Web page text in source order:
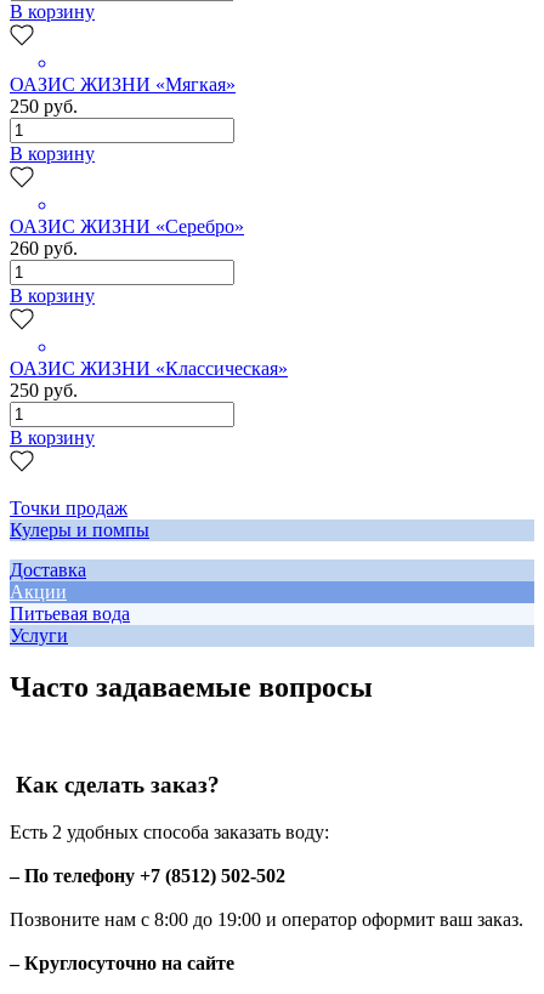
В корзину
ОАЗИС ЖИЗНИ «Мягкая»
250 руб.
В корзину
ОАЗИС ЖИЗНИ «Серебро»
260 руб.
В корзину
ОАЗИС ЖИЗНИ «Классическая»
250 руб.
В корзину
Точки продаж
Кулеры и помпы
Доставка
Акции
Питьевая вода
Услуги
Часто задаваемые вопросы
Как сделать заказ?
Есть 2 удобных способа заказать воду:
– По телефону +7 (8512) 502-502
Позвоните нам с 8:00 до 19:00 и оператор оформит ваш заказ.
– Круглосуточно на сайте